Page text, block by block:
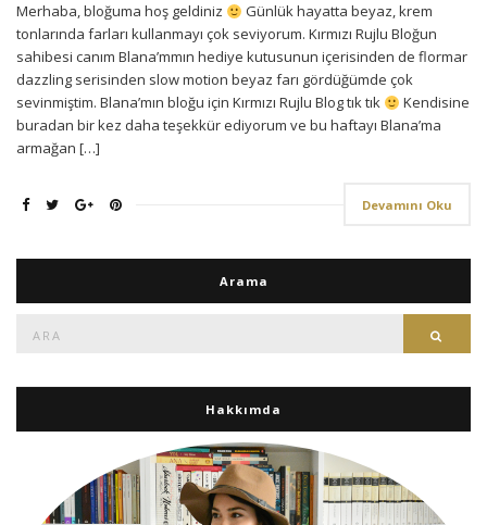
Merhaba, bloğuma hoş geldiniz
Günlük hayatta beyaz, krem
tonlarında farları kullanmayı çok seviyorum. Kırmızı Rujlu Bloğun
sahibesi canım Blana’mmın hediye kutusunun içerisinden de flormar
dazzling serisinden slow motion beyaz farı gördüğümde çok
sevinmiştim. Blana’mın bloğu için Kırmızı Rujlu Blog tık tık
Kendisine
buradan bir kez daha teşekkür ediyorum ve bu haftayı Blana’ma
armağan […]
Devamını Oku
Arama
Hakkımda